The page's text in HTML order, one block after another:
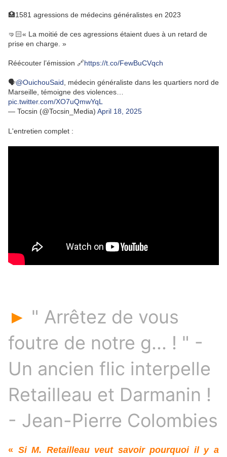
🏥1581 agressions de médecins généralistes en 2023
🤜🏻« La moitié de ces agressions étaient dues à un retard de
prise en charge. »
Réécouter l’émission 🔗https://t.co/FewBuCVqch
🗣️@OuichouSaid , médecin généraliste dans les quartiers nord de
Marseille, témoigne des violences…
pic.twitter.com/XO7uQmwYqL
— Tocsin (@Tocsin_Media) April 18, 2025
L'entretien complet :
► " Arrêtez de vous
foutre de notre g... ! " -
Un ancien flic interpelle
Retailleau et Darmanin !
- Jean-Pierre Colombies
« Si M. Retailleau veut savoir pourquoi il y a